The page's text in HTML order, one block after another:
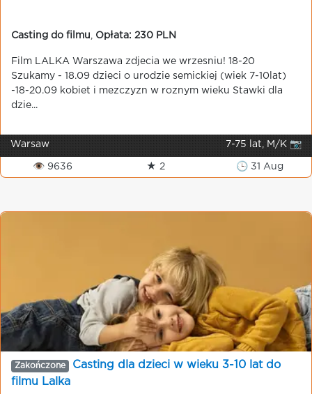
Casting do filmu Opłata: 230 PLN
Film LALKA Warszawa zdjecia we wrzesniu! 18-20
Szukamy - 18.09 dzieci o urodzie semickiej (wiek 7-10lat)
-18-20.09 kobiet i mezczyzn w roznym wieku Stawki dla
dzie...
Warsaw 7-75 lat, M/K 📷
👁 9636 ★ 2 🕒 31 Aug
Zakończone
Casting dla dzieci w wieku 3-10 lat do
filmu Lalka